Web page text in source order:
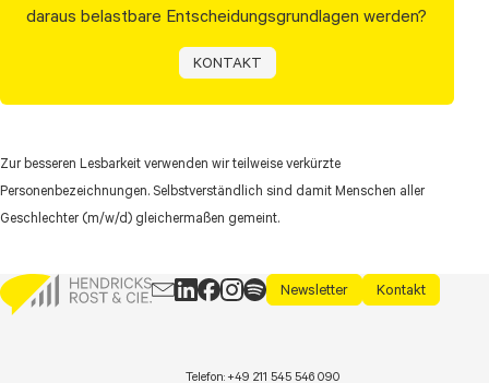
daraus belastbare Entscheidungsgrundlagen werden?
KONTAKT
Zur besseren Lesbarkeit verwenden wir teilweise verkürzte
Personenbezeichnungen. Selbstverständlich sind damit Menschen aller
Geschlechter (m/w/d) gleichermaßen gemeint.
Newsletter Kontakt
Telefon: +49 211 545 546 090